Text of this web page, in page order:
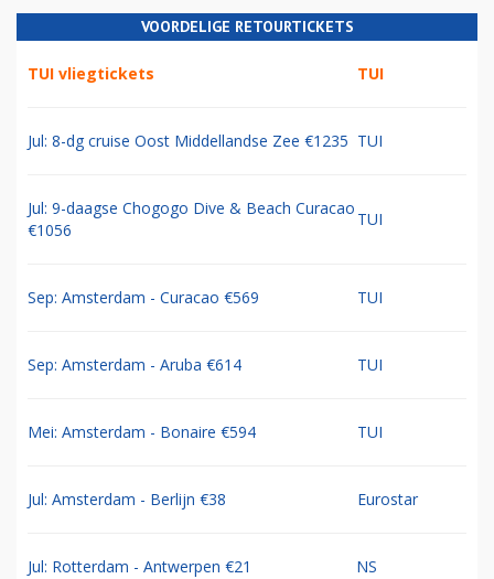
VOORDELIGE RETOURTICKETS
TUI vliegtickets TUI
Jul: 8-dg cruise Oost Middellandse Zee €1235 TUI
Jul: 9-daagse Chogogo Dive & Beach Curacao
€1056
TUI
Sep: Amsterdam - Curacao €569 TUI
Sep: Amsterdam - Aruba €614 TUI
Mei: Amsterdam - Bonaire €594 TUI
Jul: Amsterdam - Berlijn €38 Eurostar
Jul: Rotterdam - Antwerpen €21 NS